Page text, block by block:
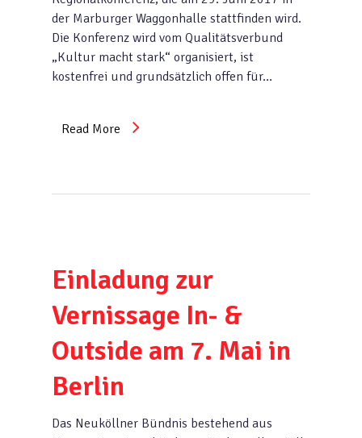
der Marburger Waggonhalle stattfinden wird.
Die Konferenz wird vom Qualitätsverbund
„Kultur macht stark“ organisiert, ist
kostenfrei und grundsätzlich offen für…
Read More
Einladung zur
Vernissage In- &
Outside am 7. Mai in
Berlin
Das Neuköllner Bündnis bestehend aus